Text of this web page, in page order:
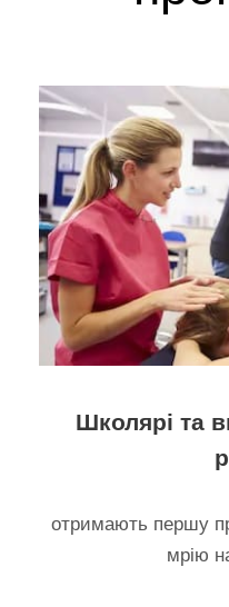
Школярі та
отримають першу
мрію